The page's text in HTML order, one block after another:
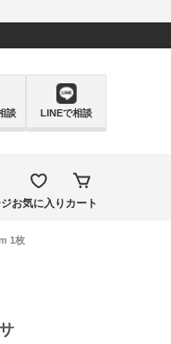
談 LINEで相談
お気に入り カート
1枚